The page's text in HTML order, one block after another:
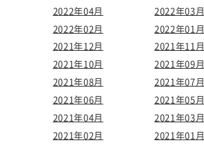
2022年04月
2022年03月
2022年02月
2022年01月
2021年12月
2021年11月
2021年10月
2021年09月
2021年08月
2021年07月
2021年06月
2021年05月
2021年04月
2021年03月
2021年02月
2021年01月